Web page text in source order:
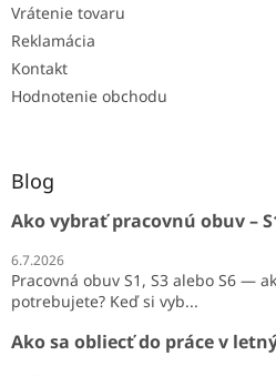
Vrátenie tovaru
Reklamácia
Kontakt
Hodnotenie obchodu
Blog
Ako vybrať pracovnú obuv –
6.7.2026
Pracovná obuv S1, S3 alebo S6 —
potrebujete? Keď si vyb...
Ako sa obliecť do práce v